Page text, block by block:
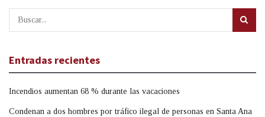
Entradas recientes
Incendios aumentan 68 % durante las vacaciones
Condenan a dos hombres por tráfico ilegal de personas en Santa Ana